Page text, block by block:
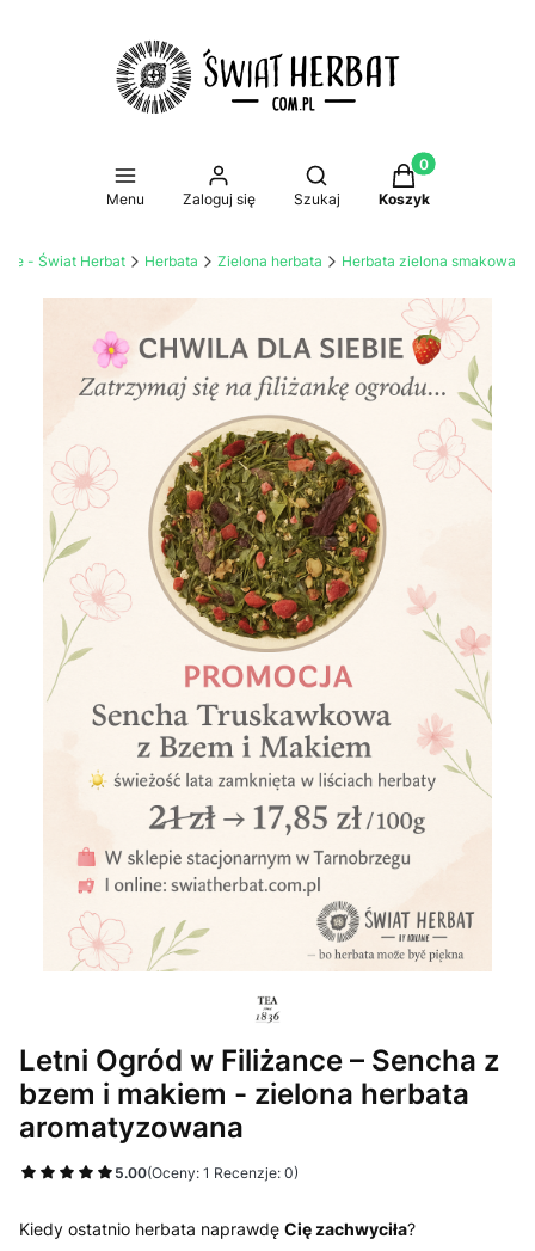
Menu Zaloguj się
Otwórz wyszukiwarkę
Szukaj
Produkty w
Koszyk
- Świat Herbat Herbata Zielona herbata Herbata zielona smakowa
Letni Ogród w Filiżance – Sencha z
bzem i makiem - zielona herbata
aromatyzowana
5.00(Oceny: 1 Recenzje: 0)
Kiedy ostatnio herbata naprawdę Cię zachwyciła?